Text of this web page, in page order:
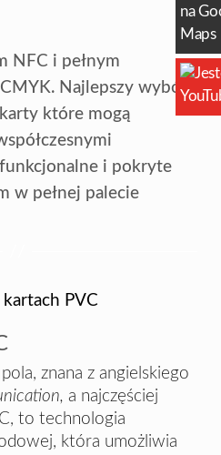
NFC i pełnym
Najlepszy wybór
które mogą
funkcjonalne i pokryte
w pełnej palecie
znana z angielskiego
a najczęściej
to technologia
która umożliwia